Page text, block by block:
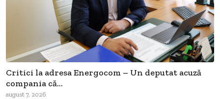
Critici la adresa Energocom – Un deputat acuză
compania că...
august 7, 2026